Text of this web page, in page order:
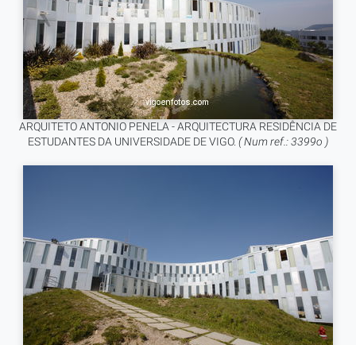
ARQUITETO ANTONIO PENELA - ARQUITECTURA RESIDÊNCIA DE
ESTUDANTES DA UNIVERSIDADE DE VIGO. ( Num ref.: 3399o )